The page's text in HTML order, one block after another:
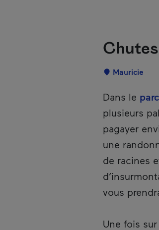
Localisation
Mauricie
Description
Dans le
plusieurs
pagayer
une
de racines
vous
Une fois